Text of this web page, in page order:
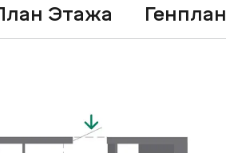
План Этажа Генплан